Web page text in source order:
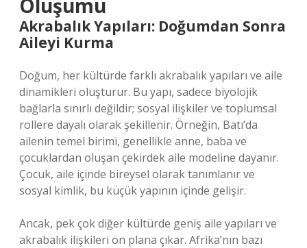
Oluşumu
Akrabalık Yapıları: Doğumdan Sonra
Aileyi Kurma
Doğum, her kültürde farklı akrabalık yapıları ve aile
dinamikleri oluşturur. Bu yapı, sadece biyolojik
bağlarla sınırlı değildir; sosyal ilişkiler ve toplumsal
rollere dayalı olarak şekillenir. Örneğin, Batı’da
ailenin temel birimi, genellikle anne, baba ve
çocuklardan oluşan çekirdek aile modeline dayanır.
Çocuk, aile içinde bireysel olarak tanımlanır ve
sosyal kimlik, bu küçük yapının içinde gelişir.
Ancak, pek çok diğer kültürde geniş aile yapıları ve
akrabalık ilişkileri ön plana çıkar. Afrika’nın bazı